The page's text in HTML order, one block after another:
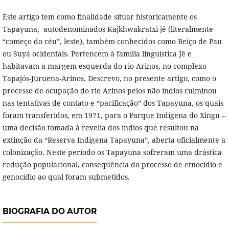
Este artigo tem como finalidade situar historicamente os
Tapayuna, autodenominados Kajkhwakratxi-jê (literalmente
“começo do céu”, leste), também conhecidos como Beiço de Pau
ou Suyá ocidentais. Pertencem à família linguística Jê e
habitavam a margem esquerda do rio Arinos, no complexo
Tapajós-Juruena-Arinos. Descrevo, no presente artigo, como o
processo de ocupação do rio Arinos pelos não índios culminou
nas tentativas de contato e “pacificação” dos Tapayuna, os quais
foram transferidos, em 1971, para o Parque Indígena do Xingu –
uma decisão tomada à revelia dos índios que resultou na
extinção da “Reserva Indígena Tapayuna”, aberta oficialmente a
colonização. Neste período os Tapayuna sofreram uma drástica
redução populacional, consequência do processo de etnocídio e
genocídio ao qual foram submetidos.
BIOGRAFIA DO AUTOR